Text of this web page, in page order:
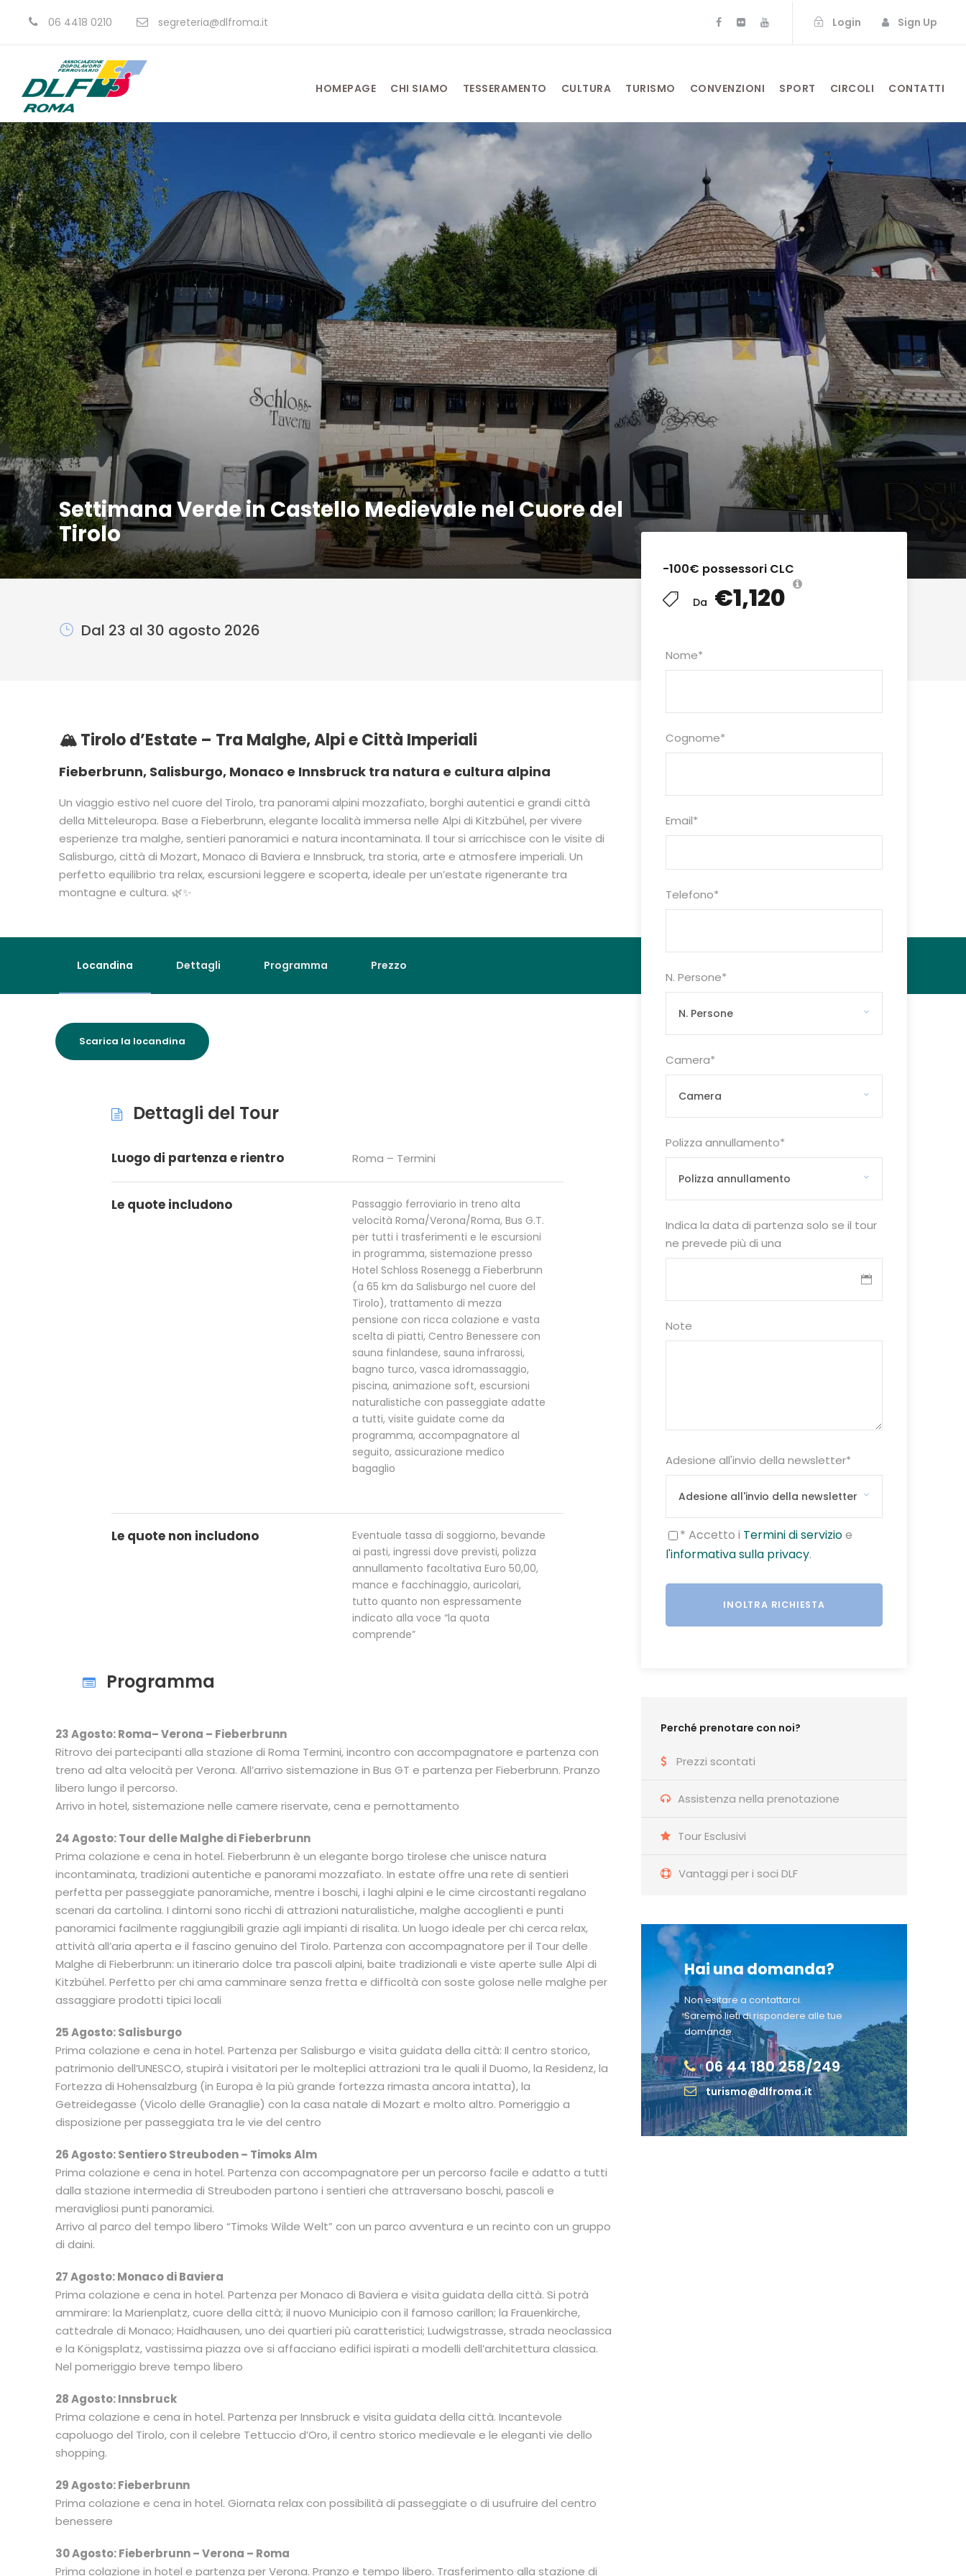
06 4418 0210 segreteria@dlfroma.it Login Sign Up
HOMEPAGE CHI SIAMO TESSERAMENTO CULTURA TURISMO CONVENZIONI SPORT CIRCOLI CONTATTI
Settimana Verde in Castello Medievale nel Cuore del
Tirolo
-100€ possessori CLC
Da €1,120
Nome*
Cognome*
Email*
Telefono*
N. Persone*
Camera*
Polizza annullamento*
Indica la data di partenza solo se il tour
ne prevede più di una
Note
Adesione all'invio della newsletter*
* Accetto i Termini di servizioe
l'informativa sulla privacy.
Perché prenotare con noi?
Prezzi scontati
Assistenza nella prenotazione
Tour Esclusivi
Vantaggi per i soci DLF
Hai una domanda?
Non esitare a contattarci.
Saremo lieti di rispondere alle tue
domande.
06 44 180 258/249
turismo@dlfroma.it
Dal 23 al 30 agosto 2026
🏔️ Tirolo d’Estate – Tra Malghe, Alpi e Città Imperiali
Fieberbrunn, Salisburgo, Monaco e Innsbruck tra natura e cultura alpina
Un viaggio estivo nel cuore del Tirolo, tra panorami alpini mozzafiato, borghi autentici e grandi città
della Mitteleuropa. Base a Fieberbrunn, elegante località immersa nelle Alpi di Kitzbühel, per vivere
esperienze tra malghe, sentieri panoramici e natura incontaminata. Il tour si arricchisce con le visite di
Salisburgo, città di Mozart, Monaco di Baviera e Innsbruck, tra storia, arte e atmosfere imperiali. Un
perfetto equilibrio tra relax, escursioni leggere e scoperta, ideale per un’estate rigenerante tra
montagne e cultura. 🌿✨
Locandina Dettagli Programma Prezzo
Scarica la locandina
Dettagli del Tour
Luogo di partenza e rientro Roma – Termini
Le quote includono
Passaggio ferroviario in treno alta
velocità Roma/Verona/Roma, Bus G.T.
per tutti i trasferimenti e le escursioni
in programma, sistemazione presso
Hotel Schloss Rosenegg a Fieberbrunn
(a 65 km da Salisburgo nel cuore del
Tirolo), trattamento di mezza
pensione con ricca colazione e vasta
scelta di piatti, Centro Benessere con
sauna finlandese, sauna infrarossi,
bagno turco, vasca idromassaggio,
piscina, animazione soft, escursioni
naturalistiche con passeggiate adatte
a tutti, visite guidate come da
programma, accompagnatore al
seguito, assicurazione medico
bagaglio
Le quote non includono
Eventuale tassa di soggiorno, bevande
ai pasti, ingressi dove previsti, polizza
annullamento facoltativa Euro 50,00,
mance e facchinaggio, auricolari,
tutto quanto non espressamente
indicato alla voce “la quota
comprende”
Programma
23 Agosto: Roma– Verona – Fieberbrunn
Ritrovo dei partecipanti alla stazione di Roma Termini, incontro con accompagnatore e partenza con
treno ad alta velocità per Verona. All’arrivo sistemazione in Bus GT e partenza per Fieberbrunn. Pranzo
libero lungo il percorso.
Arrivo in hotel, sistemazione nelle camere riservate, cena e pernottamento
24 Agosto: Tour delle Malghe di Fieberbrunn
Prima colazione e cena in hotel. Fieberbrunn è un elegante borgo tirolese che unisce natura
incontaminata, tradizioni autentiche e panorami mozzafiato. In estate offre una rete di sentieri
perfetta per passeggiate panoramiche, mentre i boschi, i laghi alpini e le cime circostanti regalano
scenari da cartolina. I dintorni sono ricchi di attrazioni naturalistiche, malghe accoglienti e punti
panoramici facilmente raggiungibili grazie agli impianti di risalita. Un luogo ideale per chi cerca relax,
attività all’aria aperta e il fascino genuino del Tirolo. Partenza con accompagnatore per il Tour delle
Malghe di Fieberbrunn: un itinerario dolce tra pascoli alpini, baite tradizionali e viste aperte sulle Alpi di
Kitzbühel. Perfetto per chi ama camminare senza fretta e difficoltà con soste golose nelle malghe per
assaggiare prodotti tipici locali
25 Agosto: Salisburgo
Prima colazione e cena in hotel. Partenza per Salisburgo e visita guidata della città: Il centro storico,
patrimonio dell’UNESCO, stupirà i visitatori per le molteplici attrazioni tra le quali il Duomo, la Residenz, la
Fortezza di Hohensalzburg (in Europa è la più grande fortezza rimasta ancora intatta), la
Getreidegasse (Vicolo delle Granaglie) con la casa natale di Mozart e molto altro. Pomeriggio a
disposizione per passeggiata tra le vie del centro
26 Agosto: Sentiero Streuboden – Timoks Alm
Prima colazione e cena in hotel. Partenza con accompagnatore per un percorso facile e adatto a tutti
dalla stazione intermedia di Streuboden partono i sentieri che attraversano boschi, pascoli e
meravigliosi punti panoramici.
Arrivo al parco del tempo libero “Timoks Wilde Welt” con un parco avventura e un recinto con un gruppo
di daini.
27 Agosto: Monaco di Baviera
Prima colazione e cena in hotel. Partenza per Monaco di Baviera e visita guidata della città. Si potrà
ammirare: la Marienplatz, cuore della città; il nuovo Municipio con il famoso carillon; la Frauenkirche,
cattedrale di Monaco; Haidhausen, uno dei quartieri più caratteristici; Ludwigstrasse, strada neoclassica
e la Königsplatz, vastissima piazza ove si affacciano edifici ispirati a modelli dell’architettura classica.
Nel pomeriggio breve tempo libero
28 Agosto: Innsbruck
Prima colazione e cena in hotel. Partenza per Innsbruck e visita guidata della città. Incantevole
capoluogo del Tirolo, con il celebre Tettuccio d’Oro, il centro storico medievale e le eleganti vie dello
shopping.
29 Agosto: Fieberbrunn
Prima colazione e cena in hotel. Giornata relax con possibilità di passeggiate o di usufruire del centro
benessere
30 Agosto: Fieberbrunn – Verona – Roma
Prima colazione in hotel e partenza per Verona. Pranzo e tempo libero. Trasferimento alla stazione di